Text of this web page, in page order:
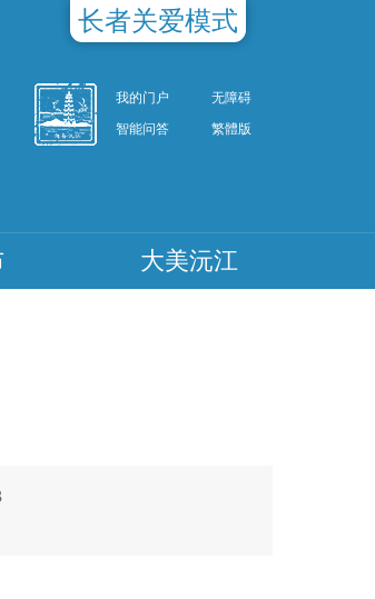
我的门户
无障碍
智能问答
繁體版
大美沅江
长者关爱模式